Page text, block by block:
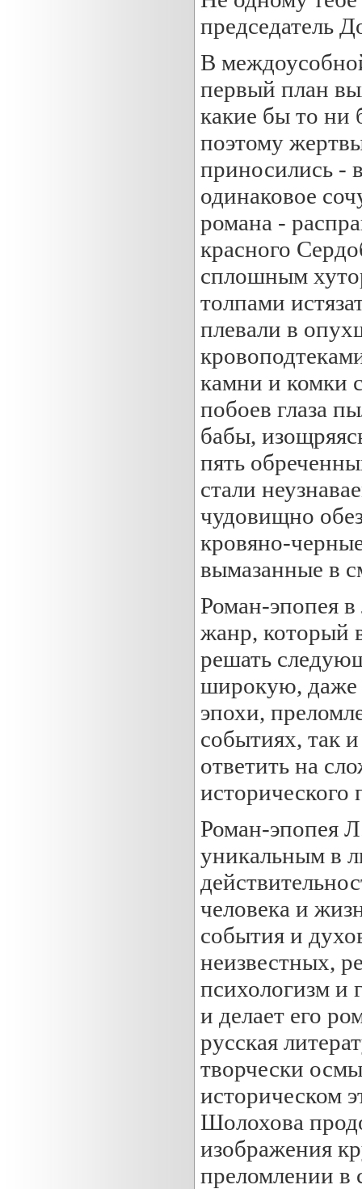
председатель
В
первый план
какие бы то ни
поэтому
приносились -
одинаковое
романа -
красного
сплошным
толпами
плевали в
камни и комки
побоев глаза
бабы,
пять
стали
чудовищно
кровяно-
вымазанные в
Роман-эпопея в
жанр, который
решать
широкую, даже
эпохи,
событиях, так
ответить на
Роман-эпопея
уникальным в
человека и
события и
неизвестных,
психологизм и
и делает его
русская
творчески
историческом
Шолохова
изображения
преломлении в